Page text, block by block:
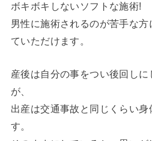
ボキボキしないソフトな施術!
男性に施術されるのが苦手な
ていただけます。
産後は自分の事をつい後回し
が、
出産は交通事故と同じくらい身
す。